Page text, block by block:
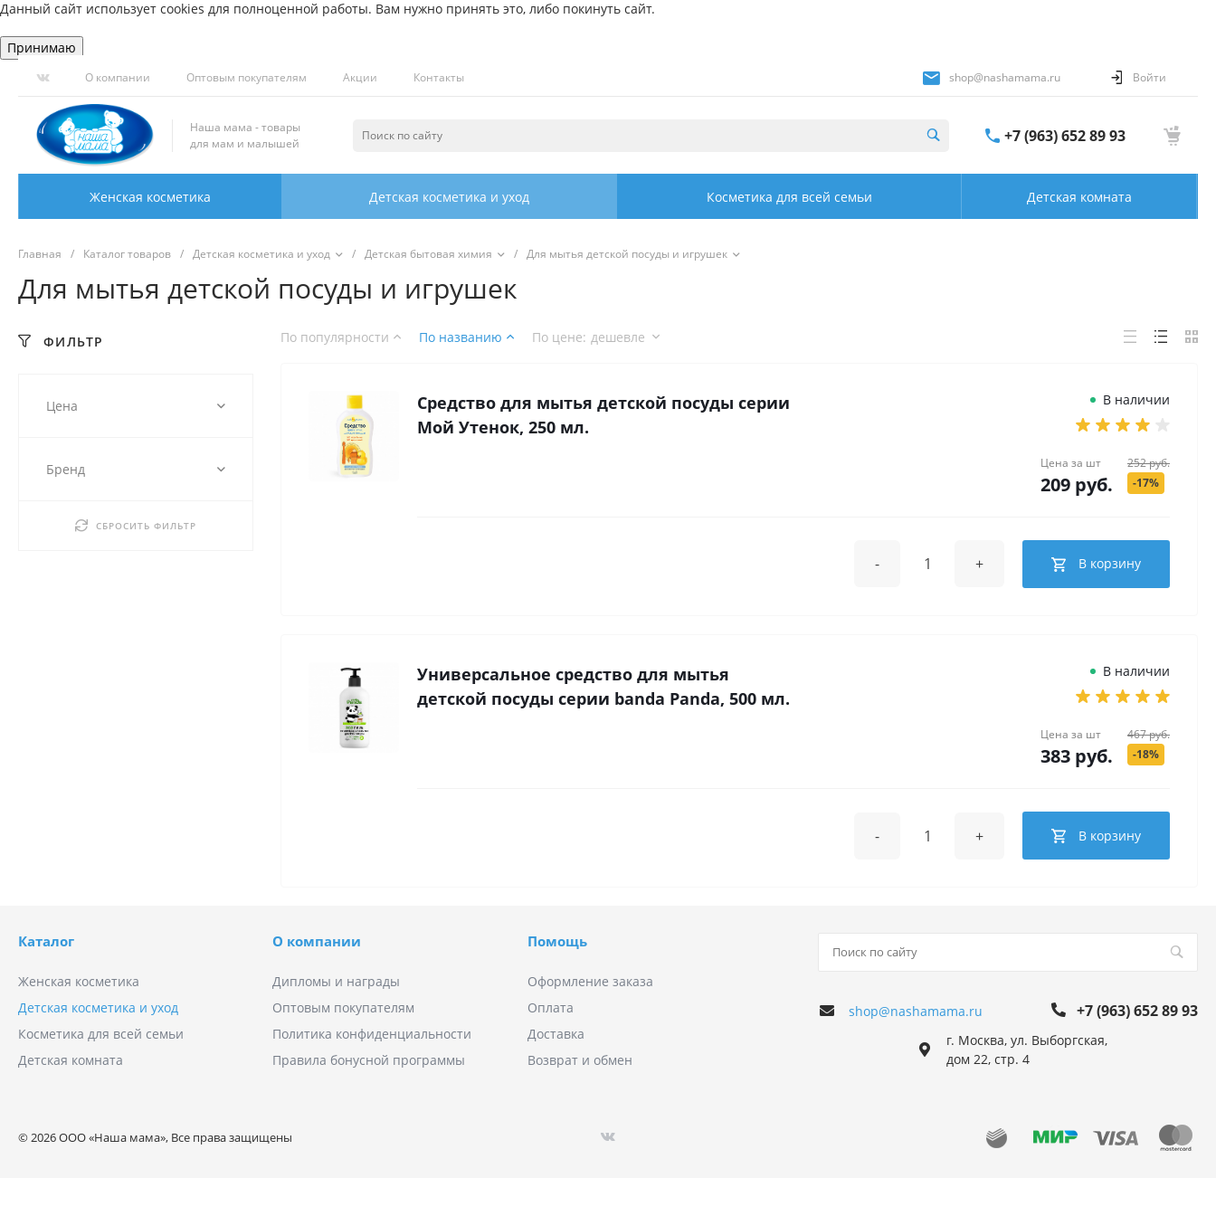
Данный сайт использует cookies для полноценной работы. Вам нужно принять это, либо покинуть сайт.
Принимаю
О компании Оптовым покупателям Акции Контакты shop@nashamama.ru Войти
Наша мама - товары
для мам и малышей
+7 (963) 652 89 93
Женская косметика Детская косметика и уход Косметика для всей семьи Детская комната
Главная / Каталог товаров / Детская косметика и уход / Детская бытовая химия / Для мытья детской посуды и игрушек
Для мытья детской посуды и игрушек
ФИЛЬТР
Цена
Бренд
СБРОСИТЬ ФИЛЬТР
По популярности По названию По цене: дешевле
Средство для мытья детской посуды серии
Мой Утенок, 250 мл.
В наличии
Цена за шт
209 руб.
252 руб.
-17%
- + В корзину
Универсальное средство для мытья
детской посуды серии banda Panda, 500 мл.
В наличии
Цена за шт
383 руб.
467 руб.
-18%
- + В корзину
Каталог
Женская косметика
Детская косметика и уход
Косметика для всей семьи
Детская комната
О компании
Дипломы и награды
Оптовым покупателям
Политика конфиденциальности
Правила бонусной программы
Помощь
Оформление заказа
Оплата
Доставка
Возврат и обмен
shop@nashamama.ru +7 (963) 652 89 93
г. Москва, ул. Выборгская,
дом 22, стр. 4
© 2026 ООО «Наша мама», Все права защищены